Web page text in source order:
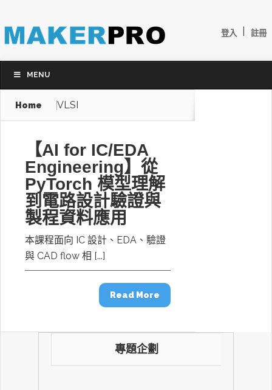
登入 註冊
MENU
Home VLSI
【AI for IC/EDA
Engineering】從
PyTorch 模型理解
到電路設計驗證與
製程資料應用
本課程面向 IC 設計、EDA、驗證
與 CAD flow 相 [...]
Read More
專題企劃